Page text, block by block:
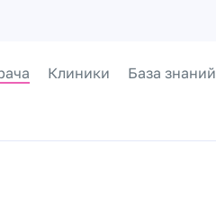
Клиники База знаний